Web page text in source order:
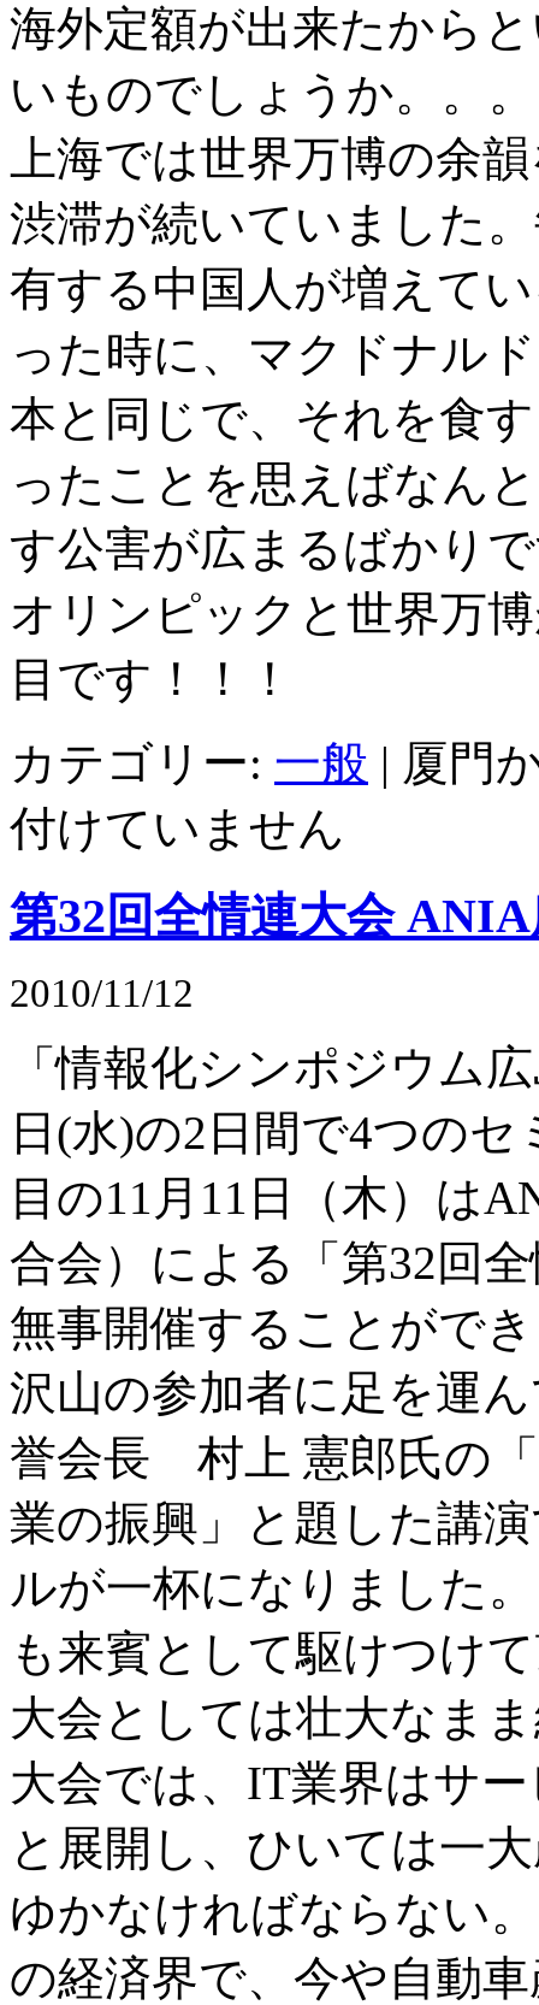
海外定額が出来たから
いものでしょうか。。。
上海では世界万博の余
渋滞が続いていました
有する中国人が増えて
った時に、マクドナル
本と同じで、それを食
ったことを思えばなん
す公害が広まるばかり
オリンピックと世界万
目です！！！
カテゴリー: 一般 | 厦門
付けていません
第32回全情連大会
2010/11/12
「情報化シンポジウム
日(水)の2日間で4つの
目の11月11日（木）は
合会）による「第32回
無事開催することがで
沢山の参加者に足を運
誉会長 村上 憲郎氏の
業の振興」と題した講
ルが一杯になりました
も来賓として駆けつけ
大会としては壮大なま
大会では、IT業界はサ
と展開し、ひいては一
ゆかなければならない
の経済界で、今や自動